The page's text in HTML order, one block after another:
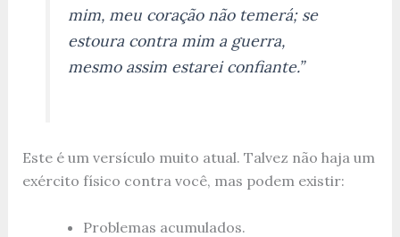
mim, meu coração não temerá; se
estoura contra mim a guerra,
mesmo assim estarei confiante.”
Este é um versículo muito atual. Talvez não haja um
exército físico contra você, mas podem existir:
Problemas acumulados.